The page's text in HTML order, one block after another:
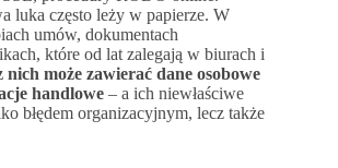
luka często leży w papierze. W
umów, dokumentach
które od lat zalegają w biurach i
nich może zawierać dane osobowe
handlowe – a ich niewłaściwe
błędem organizacyjnym, lecz także